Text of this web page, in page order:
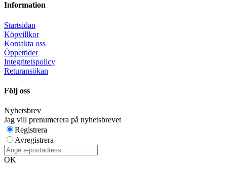
Information
Startsidan
Köpvillkor
Kontakta oss
Öppettider
Integritetspolicy
Returansökan
Följ oss
Nyhetsbrev
Jag vill prenumerera på nyhetsbrevet
Registrera
Avregistrera
OK